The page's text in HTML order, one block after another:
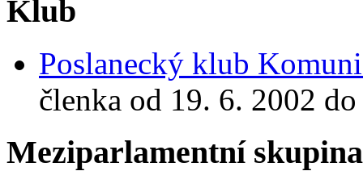
Klub
Poslanecký klub
členka od 19. 6. 2002
Meziparlamentní